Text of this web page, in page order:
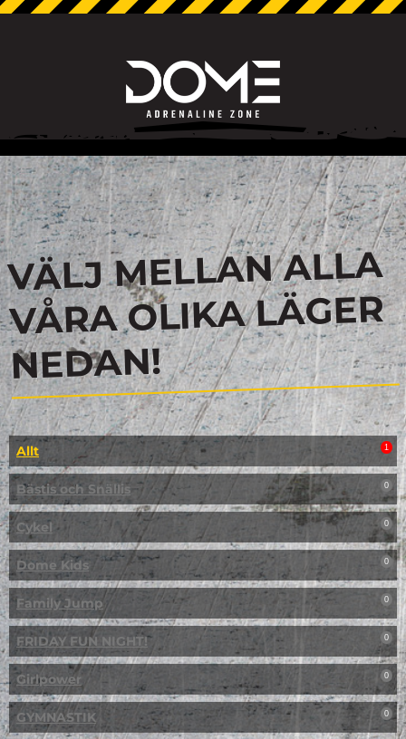
VÄLJ MELLAN ALLA
VÅRA OLIKA LÄGER
NEDAN!
Allt 1
Bästis och Snällis 0
Cykel 0
Dome Kids 0
Family Jump 0
FRIDAY FUN NIGHT! 0
Girlpower 0
GYMNASTIK 0